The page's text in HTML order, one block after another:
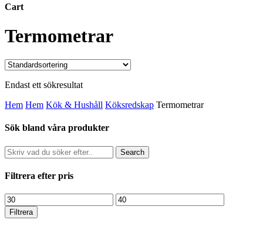
Cart
Close
Cart
Termometrar
Endast ett sökresultat
Hem Hem Kök & Hushåll Köksredskap Termometrar
Sök bland våra produkter
Search
Filtrera efter pris
Min
pris
Max
pris
Filtrera